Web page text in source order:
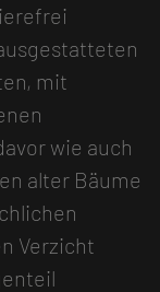
mit
wie auch
alter Bäume
Verzicht